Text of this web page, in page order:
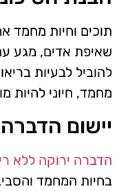
תוכים וחיות מחמד
שאיפת אדים, מגע
להוביל לבעיות
מחמד, חיוני להיות
יישום
הדברה ירוקה ללא
בחיות המחמד